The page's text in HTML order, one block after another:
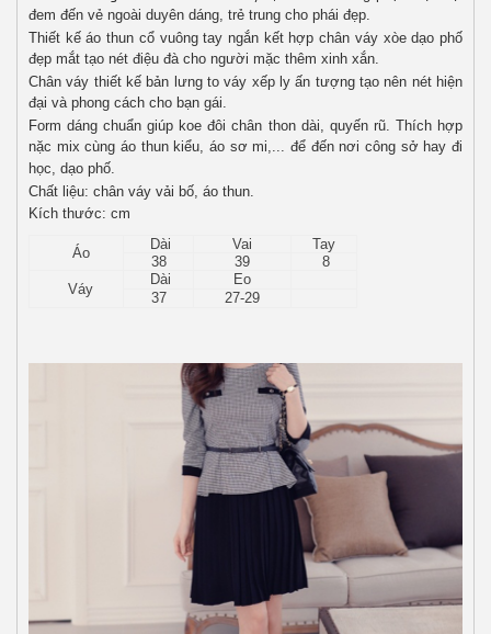
đem đến vẻ ngoài duyên dáng, trẻ trung cho phái đẹp.
Thiết kế áo thun cổ vuông tay ngắn kết hợp chân váy xòe dạo phố
đẹp mắt tạo nét điệu đà cho người mặc thêm xinh xắn.
Chân váy thiết kế bản lưng to váy xếp ly ấn tượng tạo nên nét hiện
đại và phong cách cho bạn gái.
Form dáng chuẩn giúp koe đôi chân thon dài, quyến rũ. Thích hợp
nặc mix cùng áo thun kiểu, áo sơ mi,... để đến nơi công sở hay đi
học, dạo phố.
Chất liệu: chân váy vải bố, áo thun.
Kích thước: cm
Áo
Dài Vai
Tay
38
39
8
Váy
Dài
Eo
37
27-29